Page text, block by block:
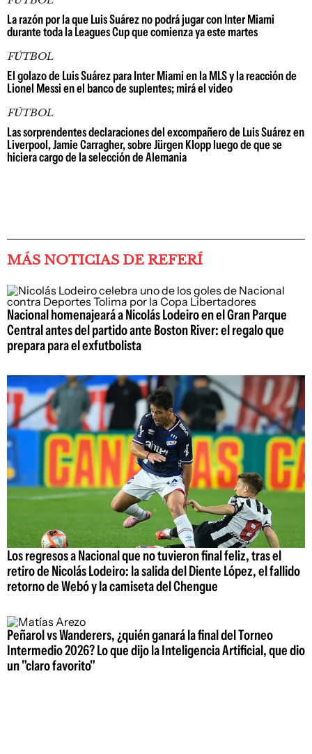
La razón por la que Luis Suárez no podrá jugar con Inter Miami
durante toda la Leagues Cup que comienza ya este martes
FÚTBOL
El golazo de Luis Suárez para Inter Miami en la MLS y la reacción de
Lionel Messi en el banco de suplentes; mirá el video
FÚTBOL
Las sorprendentes declaraciones del excompañero de Luis Suárez en
Liverpool, Jamie Carragher, sobre Jürgen Klopp luego de que se
hiciera cargo de la selección de Alemania
MÁS NOTICIAS DE REFERÍ
Nacional homenajeará a Nicolás Lodeiro en el Gran Parque
Central antes del partido ante Boston River: el regalo que
prepara para el exfutbolista
Los regresos a Nacional que no tuvieron final feliz, tras el
retiro de Nicolás Lodeiro: la salida del Diente López, el fallido
retorno de Webó y la camiseta del Chengue
Peñarol vs Wanderers, ¿quién ganará la final del Torneo
Intermedio 2026? Lo que dijo la Inteligencia Artificial, que dio
un "claro favorito"